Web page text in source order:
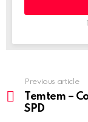
more
Previous article
Temtem –
SPD